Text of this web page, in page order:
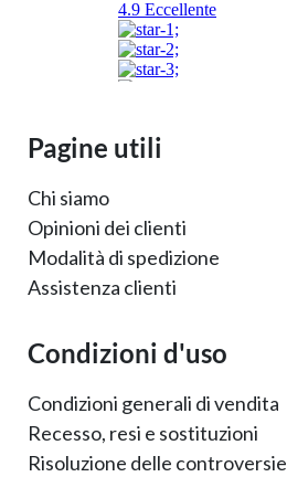
Pagine utili
Chi siamo
Opinioni dei clienti
Modalità di spedizione
Assistenza clienti
Condizioni d'uso
Condizioni generali di vendita
Recesso, resi e sostituzioni
Risoluzione delle controversie